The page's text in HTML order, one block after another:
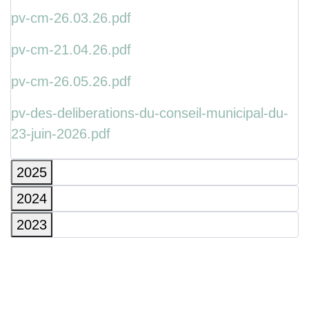
pv-cm-26.03.26.pdf
pv-cm-21.04.26.pdf
pv-cm-26.05.26.pdf
pv-des-deliberations-du-conseil-municipal-du-
23-juin-2026.pdf
2025
2024
2023